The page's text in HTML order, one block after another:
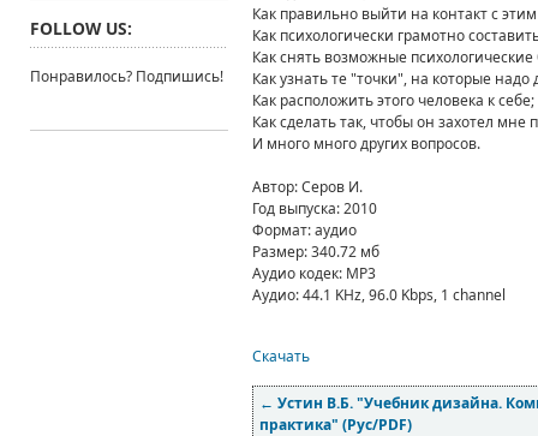
Как правильно выйти на контакт с
Как психологически грамотно
Как снять возможные
Как узнать те "точки", на которые
Как расположить этого человека к себе;
Как сделать так, чтобы он захотел мне
И много много других вопросов.
Автор: Серов И.
Год выпуска: 2010
Формат: аудио
Размер: 340.72 мб
Аудио кодек: MP3
Аудио: 44.1 KHz, 96.0 Kbps, 1 channel
Скачать
← Устин В.Б. "Учебник дизайна.
практика" (Рус/PDF)
FOLLOW US:
Понравилось? Подпишись!